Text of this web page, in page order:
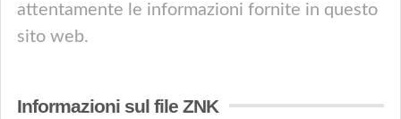
attentamente le informazioni fornite in questo
sito web.
Informazioni sul file ZNK